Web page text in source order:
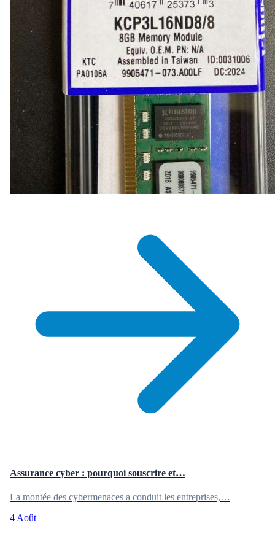
Assurance cyber : pourquoi souscrire et…
La montée des cybermenaces a conduit les entreprises,…
4 Août